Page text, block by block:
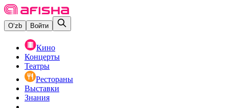
O‘zb Войти
Кино
Концерты
Театры
Рестораны
Выставки
Знания